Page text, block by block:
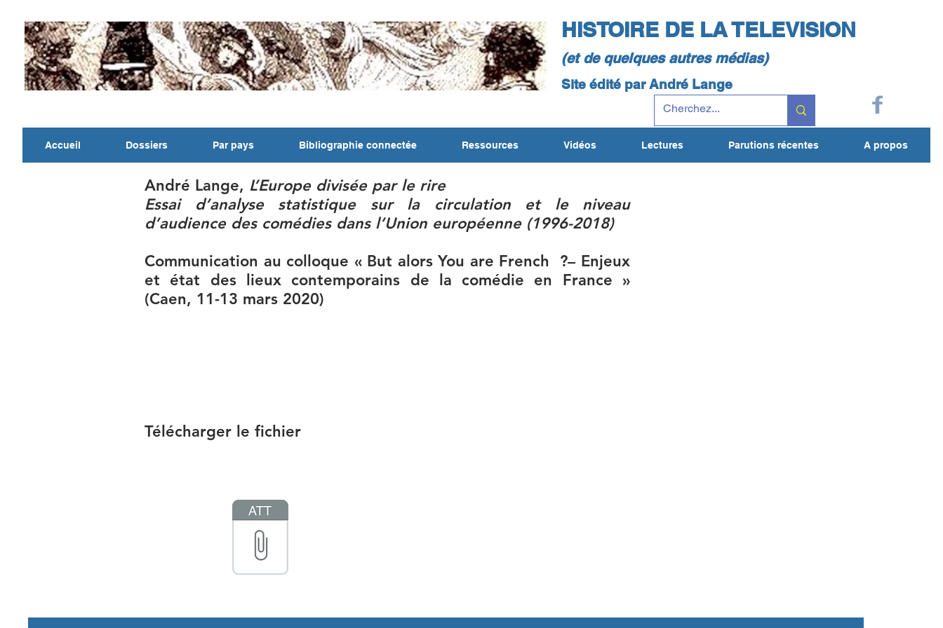
HISTOIRE DE LA TELEVISION
(et de quelques autres médias)
Site édité par André Lange
Accueil Dossiers Par pays Bibliographie connectée Ressources Vidéos Lectures Parutions récentes A propos
André Lange, L’Europe divisée par le rire
Essai d’analyse statistique sur la circulation et le niveau
d’audience des comédies dans l’Union européenne (1996-2018)
Communication au colloque « But alors You are French ?– Enjeux
et état des lieux contemporains de la comédie en France »
(Caen, 11-13 mars 2020)
Télécharger le fichier